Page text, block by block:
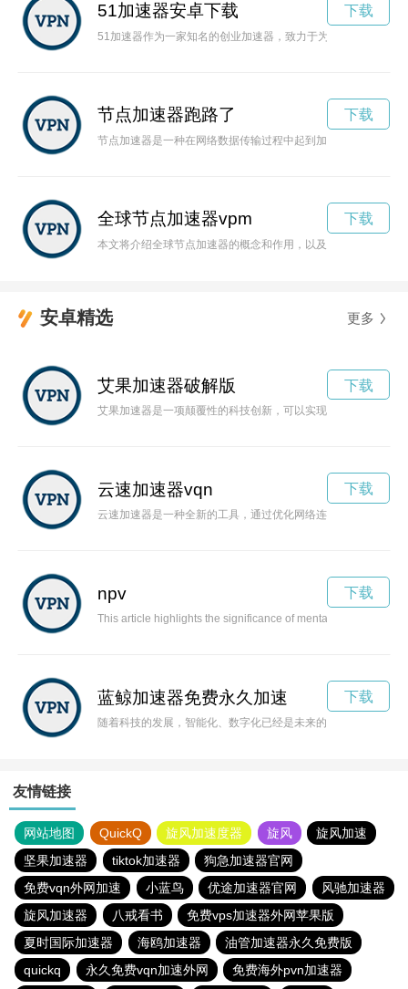
51加速器安卓下载
51加速器作为一家知名的创业加速器，致力于为创业者提供优
下载
节点加速器跑路了
节点加速器是一种在网络数据传输过程中起到加速作用的设备
下载
全球节点加速器vpm
本文将介绍全球节点加速器的概念和作用，以及它如何成为互
下载
安卓精选 更多
艾果加速器破解版
艾果加速器是一项颠覆性的科技创新，可以实现时空的跃迁，
下载
云速加速器vqn
云速加速器是一种全新的工具，通过优化网络连接，提升互联
下载
npv
This article highlights the significance of mental health
下载
蓝鲸加速器免费永久加速
随着科技的发展，智能化、数字化已经是未来的主旋律。蓝鲸
下载
友情链接
网站地图 QuickQ 旋风加速度器 旋风
旋风加速
坚果加速器
tiktok加速器
狗急加速器官网
免费vqn外网加速
小蓝鸟 优途加速器官网
风驰加速器
旋风加速器
八戒看书
免费vps加速器外网苹果版
夏时国际加速器
海鸥加速器
油管加速器永久免费版
quickq
永久免费vqn加速外网 免费海外pvn加速器